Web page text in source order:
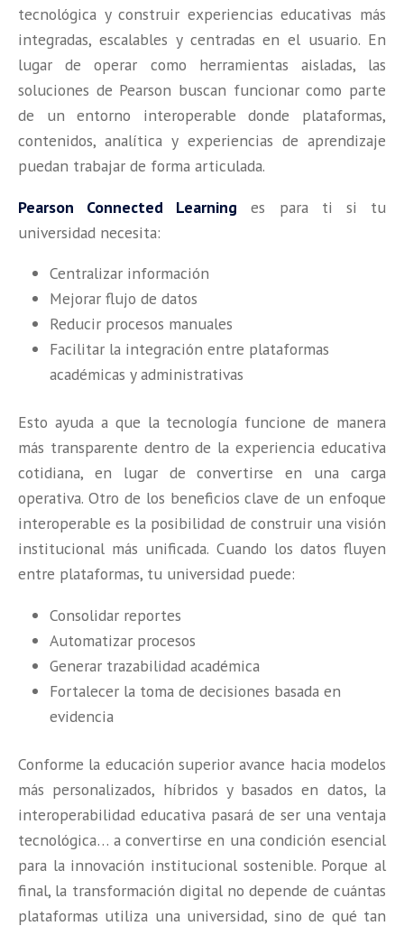
tecnológica y construir experiencias educativas más
integradas, escalables y centradas en el usuario. En
lugar de operar como herramientas aisladas, las
soluciones de Pearson buscan funcionar como parte
de un entorno interoperable donde plataformas,
contenidos, analítica y experiencias de aprendizaje
puedan trabajar de forma articulada.
Pearson Connected Learning es para ti si tu
universidad necesita:
Centralizar información
Mejorar flujo de datos
Reducir procesos manuales
Facilitar la integración entre plataformas
académicas y administrativas
Esto ayuda a que la tecnología funcione de manera
más transparente dentro de la experiencia educativa
cotidiana, en lugar de convertirse en una carga
operativa. Otro de los beneficios clave de un enfoque
interoperable es la posibilidad de construir una visión
institucional más unificada. Cuando los datos fluyen
entre plataformas, tu universidad puede:
Consolidar reportes
Automatizar procesos
Generar trazabilidad académica
Fortalecer la toma de decisiones basada en
evidencia
Conforme la educación superior avance hacia modelos
más personalizados, híbridos y basados en datos, la
interoperabilidad educativa pasará de ser una ventaja
tecnológica… a convertirse en una condición esencial
para la innovación institucional sostenible. Porque al
final, la transformación digital no depende de cuántas
plataformas utiliza una universidad, sino de qué tan